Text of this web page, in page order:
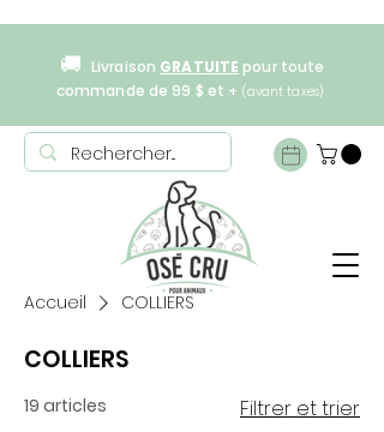
🚚 Livraison GRATUITE pour toute
commande de 99 $ et + (avant taxes)
Accueil COLLIERS
COLLIERS
19 articles Filtrer et trier